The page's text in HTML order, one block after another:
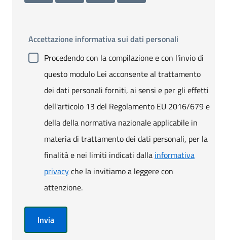
Accettazione informativa sui dati personali
Procedendo con la compilazione e con l'invio di
questo modulo Lei acconsente al trattamento
dei dati personali forniti, ai sensi e per gli effetti
dell'articolo 13 del Regolamento EU 2016/679 e
della della normativa nazionale applicabile in
materia di trattamento dei dati personali, per la
finalità e nei limiti indicati dalla informativa
privacyche la invitiamo a leggere con
attenzione.
Invia